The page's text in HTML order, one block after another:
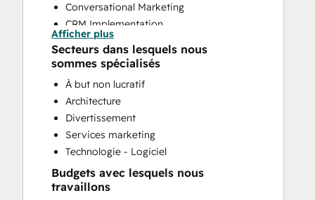
Conversational Marketing
CRM Implementation
CRM Migration
Custom API Integrations
Email Marketing
Full Inbound Marketing Services
HubSpot Onboarding
Knowledge Base Development
Programmable Automation
Sales and Marketing Alignment
Sales Coaching and Training
Sales Enablement
Afficher plus
Secteurs dans lesquels nous
sommes spécialisés
À but non lucratif
Architecture
Divertissement
Services marketing
Technologie - Logiciel
Budgets avec lesquels nous
travaillons